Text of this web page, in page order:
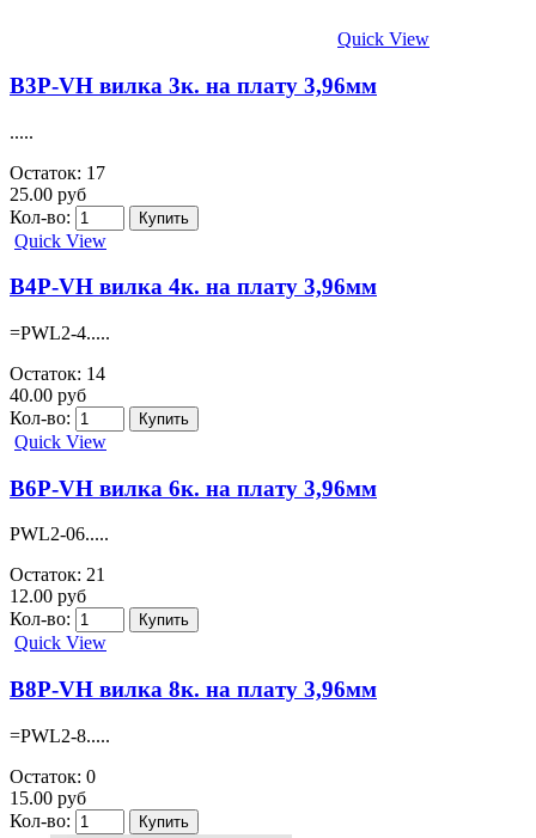
Quick View
B3P-VH вилка 3к. на плату 3,96мм
.....
Остаток: 17
25.00 руб
Кол-во:
Quick View
B4P-VH вилка 4к. на плату 3,96мм
=PWL2-4.....
Остаток: 14
40.00 руб
Кол-во:
Quick View
B6P-VH вилка 6к. на плату 3,96мм
PWL2-06.....
Остаток: 21
12.00 руб
Кол-во:
Quick View
B8P-VH вилка 8к. на плату 3,96мм
=PWL2-8.....
Остаток: 0
15.00 руб
Кол-во: